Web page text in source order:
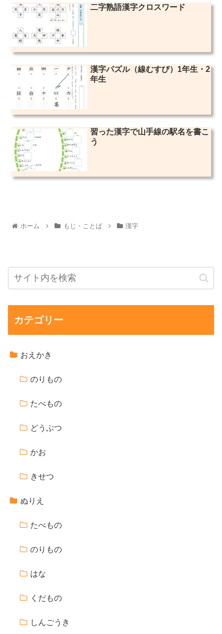
二字熟語漢字クロスワード
漢字パズル（線むすび）1年生・2
年生
習った漢字で山手線の駅名を書こ
う
ホーム もじ・ことば 漢字
カテゴリー
おえかき
のりもの
たべもの
どうぶつ
かお
きせつ
ぬりえ
たべもの
のりもの
はな
くだもの
しんごうき